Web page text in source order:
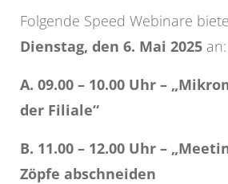
Folgende Speed Webinare
Dienstag, den 6. Mai 2025 an:
A. 09.00 – 10.00 Uhr – „
der Filiale“
B. 11.00 – 12.00 Uhr –
Zöpfe abschneiden